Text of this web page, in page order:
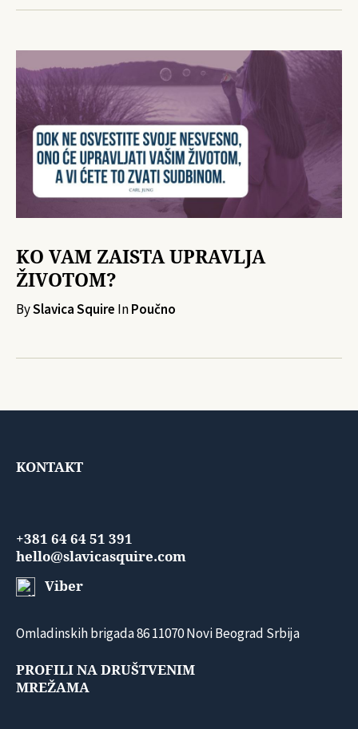
KO VAM ZAISTA UPRAVLJA
ŽIVOTOM?
BySlavica Squire InPoučno
KONTAKT
+381 64 64 51 391
hello@slavicasquire.com
Viber
Omladinskih brigada 86 11070 Novi Beograd Srbija
PROFILI NA DRUŠTVENIM
MREŽAMA